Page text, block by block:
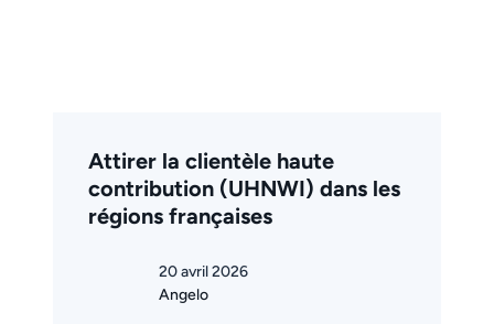
Attirer la clientèle haute
contribution (UHNWI) dans les
régions françaises
20 avril 2026
Angelo